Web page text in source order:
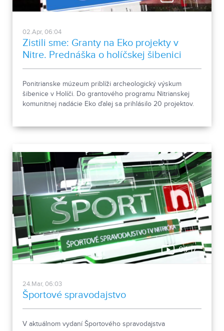
02.Apr, 06:04
Zistili sme: Granty na Eko projekty v
Nitre. Prednáška o holíčskej šibenici
Ponitrianske múzeum priblíži archeologický výskum
šibenice v Holíči. Do grantového programu Nitrianskej
komunitnej nadácie Eko ďalej sa prihlásilo 20 projektov.
04:17
24.Mar, 06:03
Športové spravodajstvo
V aktuálnom vydaní Športového spravodajstva